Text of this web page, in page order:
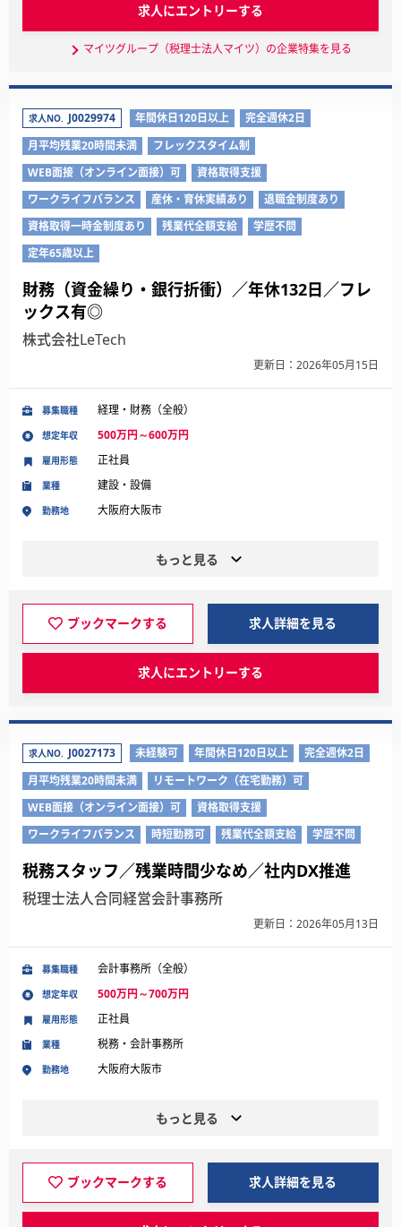
求人にエントリーする
マイツグループ（税理士法人マイツ）の企業特集を見る
求人NO. J0029974 年間休日120日以上
完全週休2日
月平均残業20時間未満
フレックスタイム制
WEB面接（オンライン面接）可
資格取得支援
ワークライフバランス
産休・育休実績あり
退職金制度あり
資格取得一時金制度あり
残業代全額支給
学歴不問
定年65歳以上
財務（資金繰り・銀行折衝）／年休132日／フレ
ックス有◎
株式会社LeTech
更新日：2026年05月15日
募集職種 経理・財務（全般）
想定年収 500万円～600万円
業種 建設・設備
勤務地 大阪府大阪市
雇用形態 正社員
もっと見る
ブックマークする 求人詳細を見る
求人にエントリーする
求人NO. J0027173 未経験可 年間休日120日以上
完全週休2日
月平均残業20時間未満
リモートワーク（在宅勤務）可
WEB面接（オンライン面接）可
資格取得支援
ワークライフバランス
時短勤務可 残業代全額支給 学歴不問
税務スタッフ／残業時間少なめ／社内DX推進
税理士法人合同経営会計事務所
更新日：2026年05月13日
募集職種 会計事務所（全般）
想定年収 500万円～700万円
業種 税務・会計事務所
勤務地 大阪府大阪市
雇用形態 正社員
もっと見る
ブックマークする 求人詳細を見る